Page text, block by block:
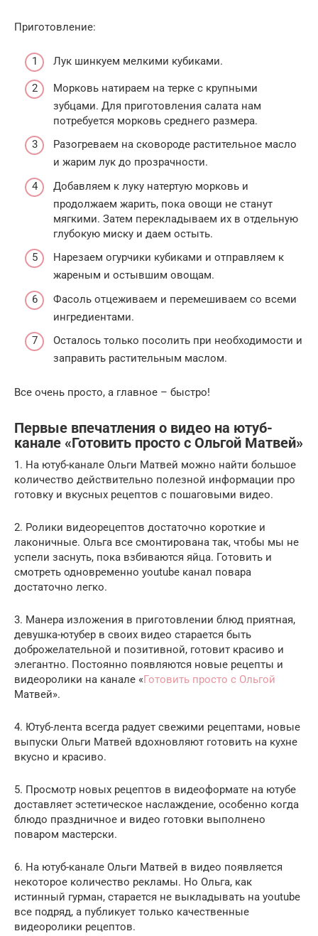
Приготовление:
Лук шинкуем мелкими кубиками.
Морковь натираем на терке с крупными
зубцами. Для приготовления салата нам
потребуется морковь среднего размера.
Разогреваем на сковороде растительное масло
и жарим лук до прозрачности.
Добавляем к луку натертую морковь и
продолжаем жарить, пока овощи не станут
мягкими. Затем перекладываем их в отдельную
глубокую миску и даем остыть.
Нарезаем огурчики кубиками и отправляем к
жареным и остывшим овощам.
Фасоль отцеживаем и перемешиваем со всеми
ингредиентами.
Осталось только посолить при необходимости и
заправить растительным маслом.
Все очень просто, а главное – быстро!
Первые впечатления о видео на ютуб-
канале «Готовить просто с Ольгой Матвей»
1. На ютуб-канале Ольги Матвей можно найти большое
количество действительно полезной информации про
готовку и вкусных рецептов с пошаговыми видео.
2. Ролики видеорецептов достаточно короткие и
лаконичные. Ольга все смонтирована так, чтобы мы не
успели заснуть, пока взбиваются яйца. Готовить и
смотреть одновременно youtube канал повара
достаточно легко.
3. Манера изложения в приготовлении блюд приятная,
девушка-ютубер в своих видео старается быть
доброжелательной и позитивной, готовит красиво и
элегантно. Постоянно появляются новые рецепты и
видеоролики на канале «Готовить просто с Ольгой
Матвей».
4. Ютуб-лента всегда радует свежими рецептами, новые
выпуски Ольги Матвей вдохновляют готовить на кухне
вкусно и красиво.
5. Просмотр новых рецептов в видеоформате на ютубе
доставляет эстетическое наслаждение, особенно когда
блюдо праздничное и видео готовки выполнено
поваром мастерски.
6. На ютуб-канале Ольги Матвей в видео появляется
некоторое количество рекламы. Но Ольга, как
истинный гурман, старается не выкладывать на youtube
все подряд, а публикует только качественные
видеоролики рецептов.